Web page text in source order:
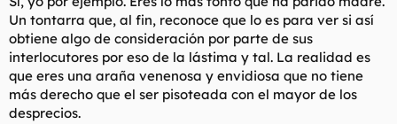
Un tontarra que, al fin, reconoce que lo es para ver si así
obtiene algo de consideración por parte de sus
interlocutores por eso de la lástima y tal. La realidad es
que eres una araña venenosa y envidiosa que no tiene
más derecho que el ser pisoteada con el mayor de los
desprecios.